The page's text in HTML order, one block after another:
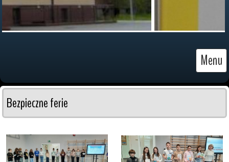
Menu
Bezpieczne ferie